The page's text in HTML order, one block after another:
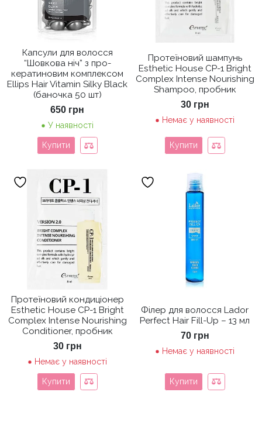
Капсули для волосся
“Шовкова ніч” з про-
кератиновим комплексом
Ellips Hair Vitamin Silky Black
(баночка 50 шт)
650 грн
У наявності
Купити
Протеїновий шампунь
Esthetic House CP-1 Bright
Complex Intense Nourishing
Shampoo, пробник
30 грн
Немає у наявності
Купити
Протеїновий кондиціонер
Esthetic House CP-1 Bright
Complex Intense Nourishing
Conditioner, пробник
30 грн
Немає у наявності
Купити
Філер для волосся Lador
Perfect Hair Fill-Up – 13 мл
70 грн
Немає у наявності
Купити